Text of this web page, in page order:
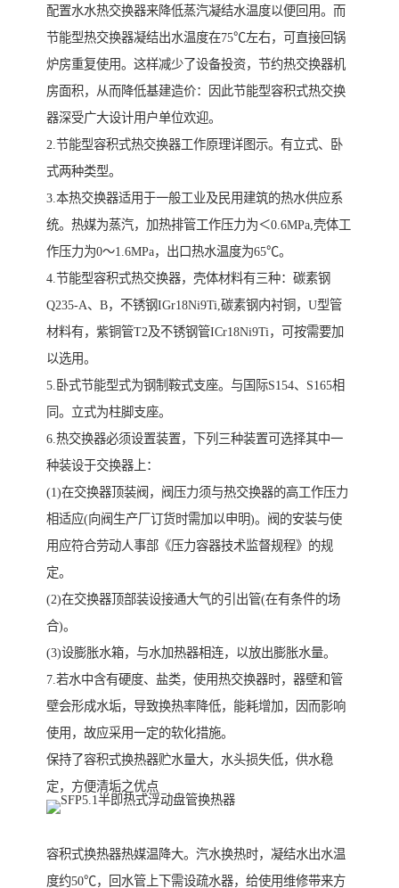
配置水水热交换器来降低蒸汽凝结水温度以便回用。而
节能型热交换器凝结出水温度在75℃左右，可直接回锅
炉房重复使用。这样减少了设备投资，节约热交换器机
房面积，从而降低基建造价：因此节能型容积式热交换
器深受广大设计用户单位欢迎。
2.节能型容积式热交换器工作原理详图示。有立式、卧
式两种类型。
3.本热交换器适用于一般工业及民用建筑的热水供应系
统。热媒为蒸汽，加热排管工作压力为＜0.6MPa,壳体工
作压力为0～1.6MPa，出口热水温度为65℃。
4.节能型容积式热交换器，壳体材料有三种：碳素钢
Q235-A、B，不锈钢IGr18Ni9Ti,碳素钢内衬铜，U型管
材料有，紫铜管T2及不锈钢管ICr18Ni9Ti，可按需要加
以选用。
5.卧式节能型式为钢制鞍式支座。与国际S154、S165相
同。立式为柱脚支座。
6.热交换器必须设置装置，下列三种装置可选择其中一
种装设于交换器上：
(1)在交换器顶装阀，阀压力须与热交换器的高工作压力
相适应(向阀生产厂订货时需加以申明)。阀的安装与使
用应符合劳动人事部《压力容器技术监督规程》的规
定。
(2)在交换器顶部装设接通大气的引出管(在有条件的场
合)。
(3)设膨胀水箱，与水加热器相连，以放出膨胀水量。
7.若水中含有硬度、盐类，使用热交换器时，器壁和管
壁会形成水垢，导致换热率降低，能耗增加，因而影响
使用，故应采用一定的软化措施。
保持了容积式换热器贮水量大，水头损失低，供水稳
定，方便清垢之优点
容积式换热器热媒温降大。汽水换热时，凝结水出水温
度约50℃，回水管上下需设疏水器，给使用维修带来方